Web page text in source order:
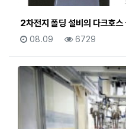
2차전지 폴딩 설비의 다크호
등록일
08.09 조회
6729